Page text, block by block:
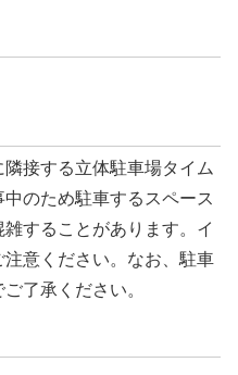
接する立体駐車場タイム
のため駐車するスペース
することがあります。イ
意ください。なお、駐車
了承ください。